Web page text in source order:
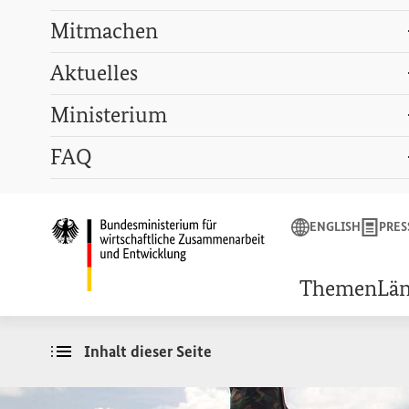
Startseite des
ENGLISH
Themen
Mitmachen
Aktuelles
Ministerium
FAQ
ENGLISH PRESSE LEXIKON GEBÄRDENSPRACHE
Inhalt dieser Seite